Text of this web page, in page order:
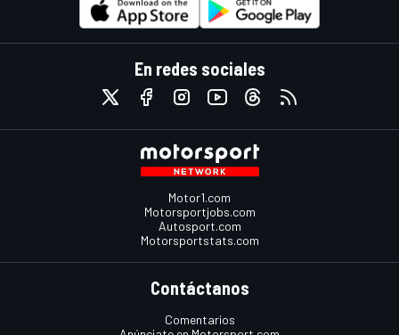
En redes sociales
Motor1.com
Motorsportjobs.com
Autosport.com
Motorsportstats.com
Contáctanos
Comentarios